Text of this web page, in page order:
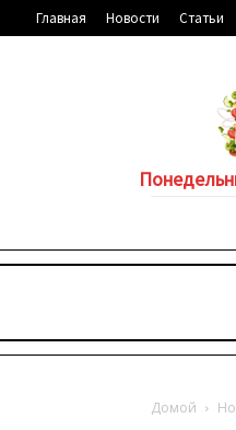
Главная Новости Статьи
Домой